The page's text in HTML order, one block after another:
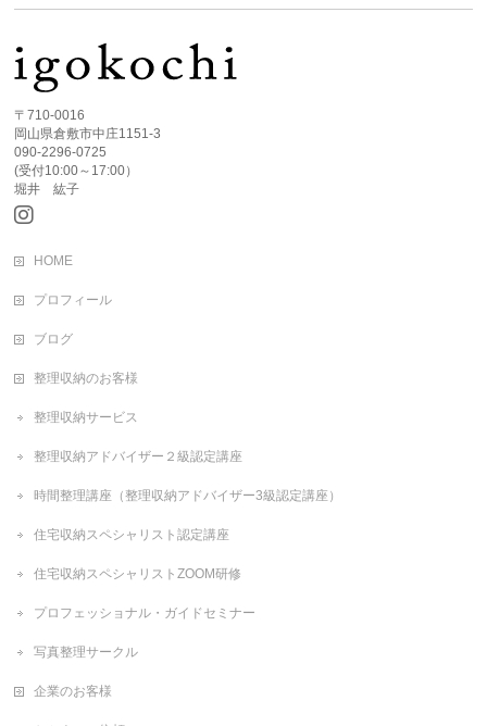
〒710-0016
岡山県倉敷市中庄1151-3
090-2296-0725
(受付10:00～17:00）
堀井 紘子
HOME
プロフィール
ブログ
整理収納のお客様
整理収納サービス
整理収納アドバイザー２級認定講座
時間整理講座（整理収納アドバイザー3級認定講座）
住宅収納スペシャリスト認定講座
住宅収納スペシャリストZOOM研修
プロフェッショナル・ガイドセミナー
写真整理サークル
企業のお客様